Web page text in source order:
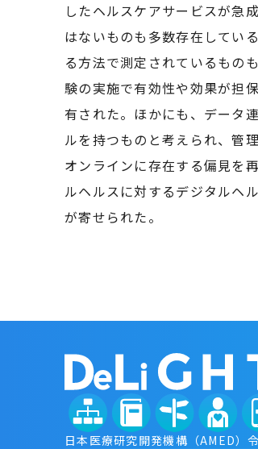
したヘルスケアサービスが急
はないものも多数存在してい
る方法で測定されているもの
験の実施で有効性や効果が担
有された。ほかにも、データ
ルを持つものと考えられ、管
オンラインに存在する偏見を
ルヘルスに対するデジタルヘ
が寄せられた。
日本医療研究開発機構（AMED）